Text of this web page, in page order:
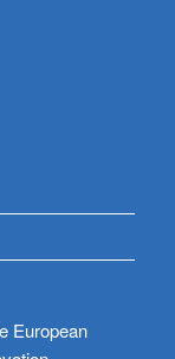
European